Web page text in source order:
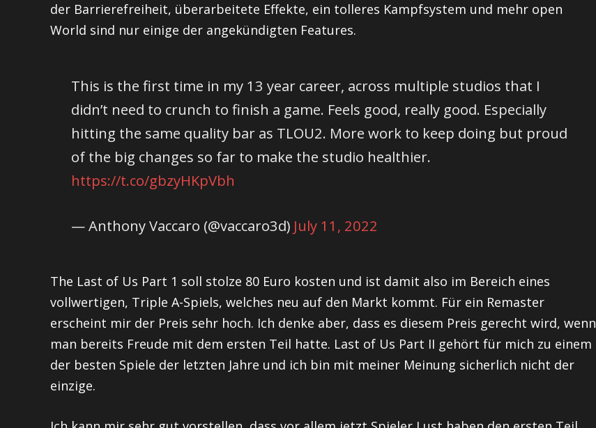
der Barrierefreiheit, überarbeitete Effekte, ein tolleres Kampfsystem und mehr open
World sind nur einige der angekündigten Features.
This is the first time in my 13 year career, across multiple studios that I
didn’t need to crunch to finish a game. Feels good, really good. Especially
hitting the same quality bar as TLOU2. More work to keep doing but proud
of the big changes so far to make the studio healthier.
https://t.co/gbzyHKpVbh
— Anthony Vaccaro (@vaccaro3d) July 11, 2022
The Last of Us Part 1 soll stolze 80 Euro kosten und ist damit also im Bereich eines
vollwertigen, Triple A-Spiels, welches neu auf den Markt kommt. Für ein Remaster
erscheint mir der Preis sehr hoch. Ich denke aber, dass es diesem Preis gerecht wird, wenn
man bereits Freude mit dem ersten Teil hatte. Last of Us Part II gehört für mich zu einem
der besten Spiele der letzten Jahre und ich bin mit meiner Meinung sicherlich nicht der
einzige.